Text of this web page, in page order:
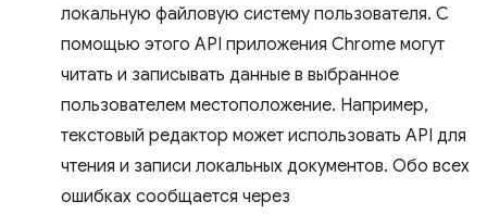
локальную файловую систему пользователя. С
помощью этого API приложения Chrome могут
читать и записывать данные в выбранное
пользователем местоположение. Например,
текстовый редактор может использовать API для
чтения и записи локальных документов. Обо всех
ошибках сообщается через